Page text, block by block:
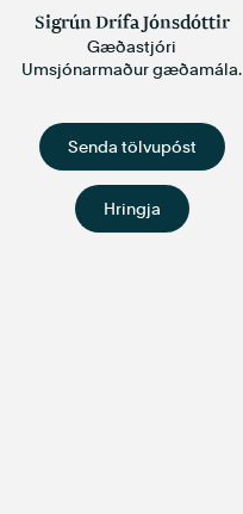
Sigrún Drífa Jónsdóttir
Gæðastjóri
Umsjónarmaður gæðamála.
Senda tölvupóst
Hringja